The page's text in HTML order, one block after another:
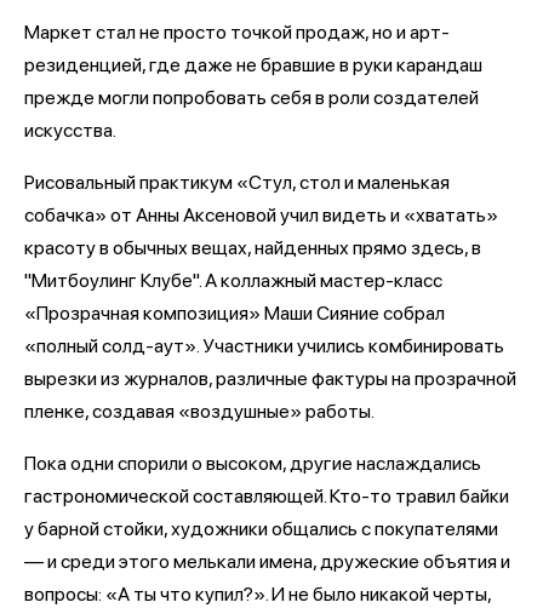
Маркет стал не просто точкой продаж, но и арт-
резиденцией, где даже не бравшие в руки карандаш
прежде могли попробовать себя в роли создателей
искусства.
Рисовальный практикум «Стул, стол и маленькая
собачка» от Анны Аксеновой учил видеть и «хватать»
красоту в обычных вещах, найденных прямо здесь, в
"Митбоулинг Клубе". А коллажный мастер-класс
«Прозрачная композиция» Маши Сияние собрал
«полный солд-аут». Участники учились комбинировать
вырезки из журналов, различные фактуры на прозрачной
пленке, создавая «воздушные» работы.
Пока одни спорили о высоком, другие наслаждались
гастрономической составляющей. Кто-то травил байки
у барной стойки, художники общались с покупателями
— и среди этого мелькали имена, дружеские объятия и
вопросы: «А ты что купил?». И не было никакой черты,